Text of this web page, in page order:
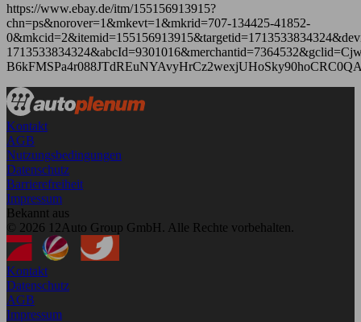
https://www.ebay.de/itm/155156913915?
chn=ps&norover=1&mkevt=1&mkrid=707-134425-41852-
Kontakt
AGB
Nutzungsbedingungen
Datenschutz
Barrierefreiheit
Impressum
Bekannt aus
© 2026 12Auto Group GmbH. Alle Rechte vorbehalten.
Kontakt
Datenschutz
AGB
Impressum